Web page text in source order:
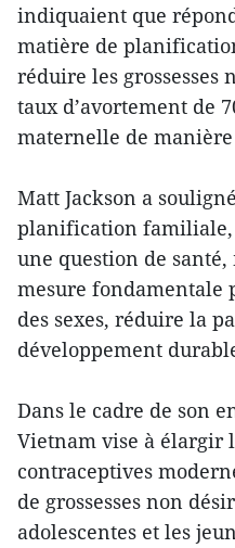
indiquaient que
matière de
réduire les grossesses
taux d’avortement de
maternelle de
Matt Jackson a
planification familiale,
une question de
mesure fondamentale
des sexes, réduire la
développement
Dans le cadre de son
Vietnam vise à élargir
contraceptives
de grossesses non
adolescentes et les